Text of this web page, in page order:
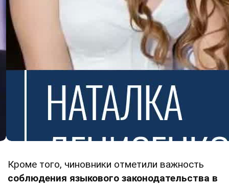
Кроме того, чиновники отметили важность
соблюдения языкового законодательства в